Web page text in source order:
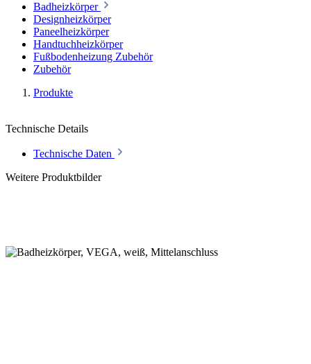
Badheizkörper
Designheizkörper
Paneelheizkörper
Handtuchheizkörper
Fußbodenheizung Zubehör
Zubehör
Produkte
Technische Details
Technische Daten
Weitere Produktbilder